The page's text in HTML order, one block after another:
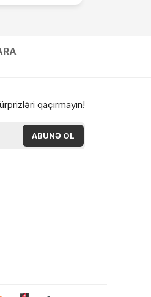
qaçırmayın!